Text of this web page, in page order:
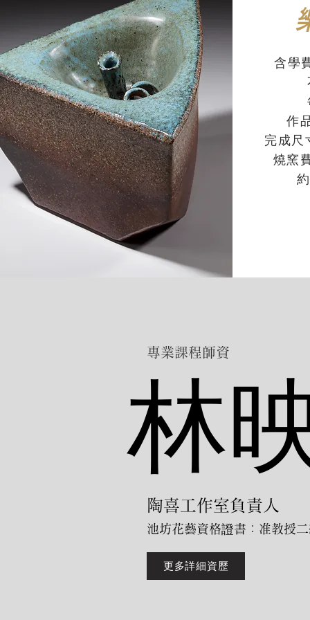
含學
作
完成
燒窯
專業課程師資
林
​陶喜工作室負責人
池坊花藝資格證書：准教授
更多詳細資歷